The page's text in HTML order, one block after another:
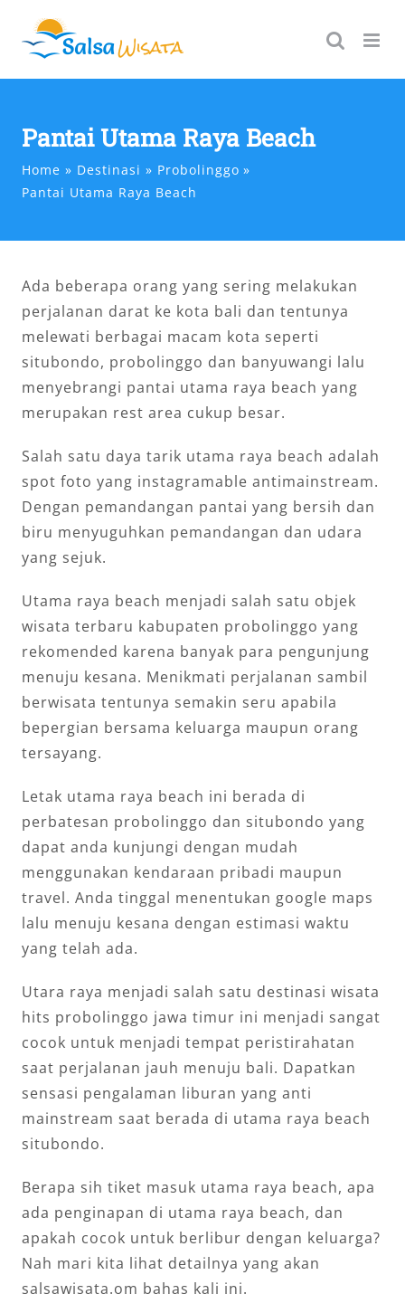
content
Pantai Utama Raya Beach
Home Destinasi
Probolinggo
Pantai Utama Raya Beach
Ada beberapa orang yang sering melakukan
perjalanan darat ke kota bali dan tentunya
melewati berbagai macam kota seperti
situbondo, probolinggo dan banyuwangi lalu
menyebrangi pantai utama raya beach yang
merupakan rest area cukup besar.
Salah satu daya tarik utama raya beach adalah
spot foto yang instagramable antimainstream.
Dengan pemandangan pantai yang bersih dan
biru menyuguhkan pemandangan dan udara
yang sejuk.
Utama raya beach menjadi salah satu objek
wisata terbaru kabupaten probolinggo yang
rekomended karena banyak para pengunjung
menuju kesana. Menikmati perjalanan sambil
berwisata tentunya semakin seru apabila
bepergian bersama keluarga maupun orang
tersayang.
Letak utama raya beach ini berada di
perbatesan probolinggo dan situbondo yang
dapat anda kunjungi dengan mudah
menggunakan kendaraan pribadi maupun
travel. Anda tinggal menentukan google maps
lalu menuju kesana dengan estimasi waktu
yang telah ada.
Utara raya menjadi salah satu destinasi wisata
hits probolinggo jawa timur ini menjadi sangat
cocok untuk menjadi tempat peristirahatan
saat perjalanan jauh menuju bali. Dapatkan
sensasi pengalaman liburan yang anti
mainstream saat berada di utama raya beach
situbondo.
Berapa sih tiket masuk utama raya beach, apa
ada penginapan di utama raya beach, dan
apakah cocok untuk berlibur dengan keluarga?
Nah mari kita lihat detailnya yang akan
salsawisata.om bahas kali ini.